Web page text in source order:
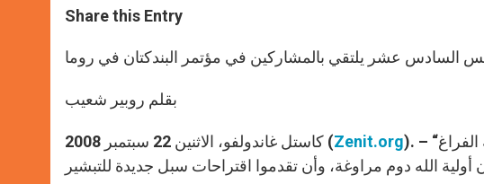
t
s
p
s
e
g
e
e
b
o
k
r
Share this Entry
السادس عشر يلتقي بالمشاركين في مؤتمر البندكتان في روما
بقلم روبير شعيب
كاستل غاندولفو، الاثنين 22 سبتمبر 2008 (Zenit.org). – “في عالم فقد الطابع القدسي، وفي زمن تطبعه ثقافة الفراغ